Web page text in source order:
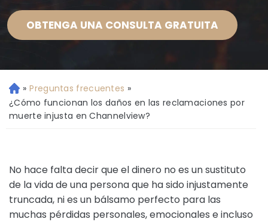
OBTENGA UNA CONSULTA GRATUITA
Ini
ci
o
» Preguntas frecuentes »
¿Cómo funcionan los daños en las reclamaciones por
muerte injusta en Channelview?
No hace falta decir que el dinero no es un sustituto
de la vida de una persona que ha sido injustamente
truncada, ni es un bálsamo perfecto para las
muchas pérdidas personales, emocionales e incluso